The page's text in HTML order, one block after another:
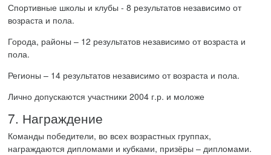
Спортивные школы и клубы - 8 результатов независимо от
возраста и пола.
Города, районы – 12 результатов независимо от возраста и
пола.
Регионы – 14 результатов независимо от возраста и пола.
Лично допускаются участники 2004 г.р. и моложе
7. Награждение
Команды победители, во всех возрастных группах,
награждаются дипломами и кубками, призёры – дипломами.